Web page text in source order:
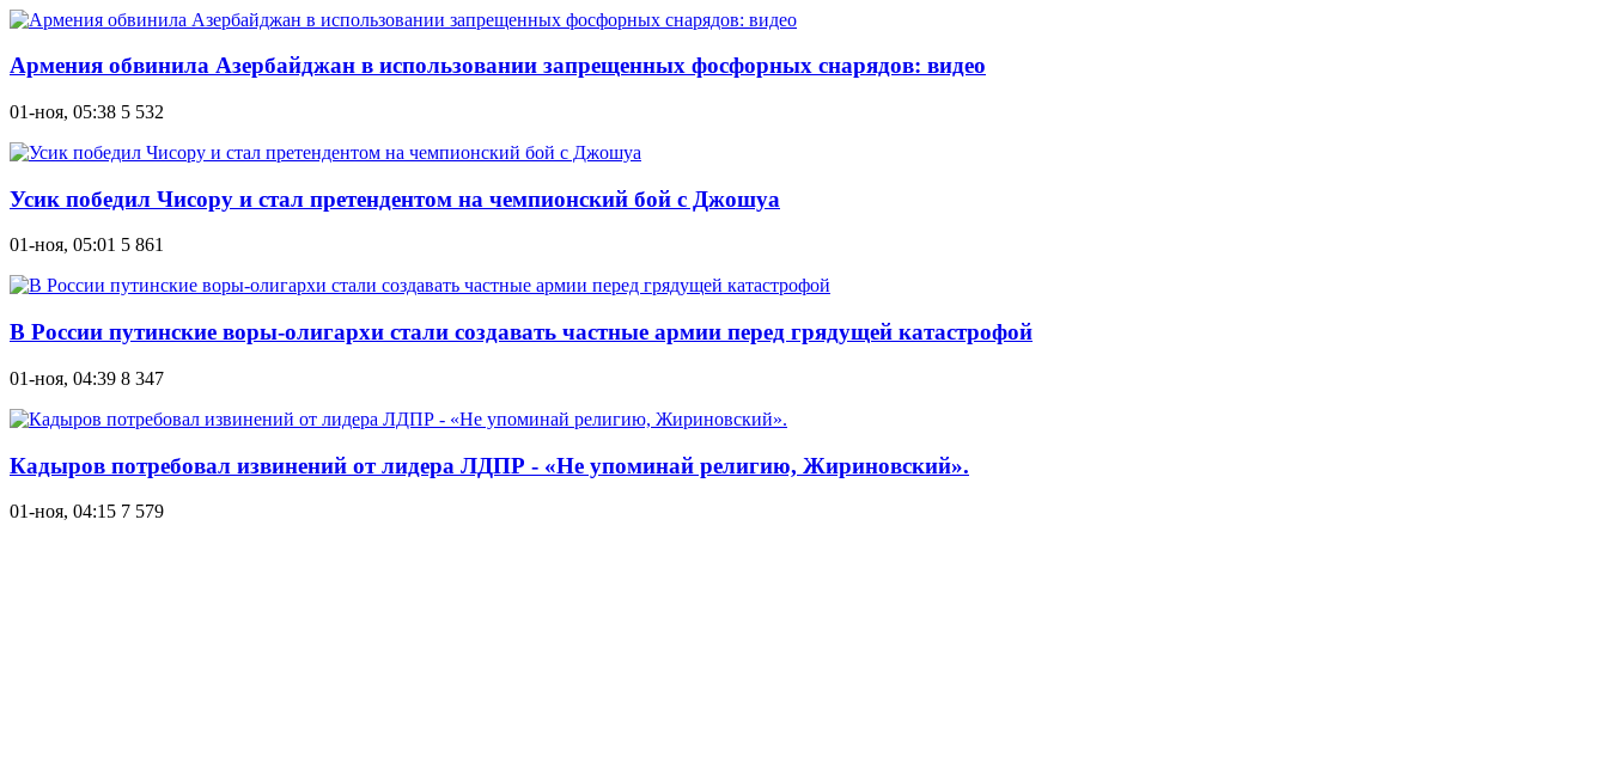
Армения обвинила Азербайджан в использовании запрещенных фосфорных снарядов: видео
01-ноя, 05:38 5 532
Усик победил Чисору и стал претендентом на чемпионский бой с Джошуа
01-ноя, 05:01 5 861
В России путинские воры-олигархи стали создавать частные армии перед грядущей катастрофой
01-ноя, 04:39 8 347
Кадыров потребовал извинений от лидера ЛДПР - «Не упоминай религию, Жириновский».
01-ноя, 04:15 7 579